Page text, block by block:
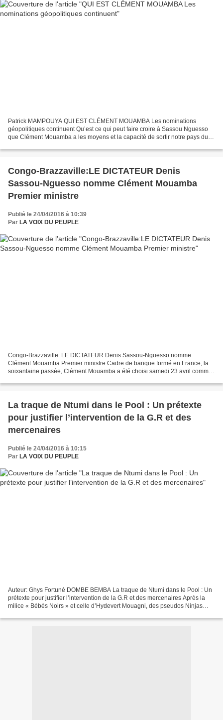
Patrick MAMPOUYA QUI EST CLÉMENT MOUAMBA Les nominations
géopolitiques continuent Qu’est ce qui peut faire croire à Sassou Nguesso
que Clément Mouamba a les moyens et la capacité de sortir notre pays du
Congo-Brazzaville:LE DICTATEUR Denis
Sassou-Nguesso nomme Clément Mouamba
Premier ministre
Publié le 24/04/2016 à 10:39
Par LA VOIX DU PEUPLE
Congo-Brazzaville: LE DICTATEUR Denis Sassou-Nguesso nomme
Clément Mouamba Premier ministre Cadre de banque formé en France, la
soixantaine passée, Clément Mouamba a été choisi samedi 23 avril comme
La traque de Ntumi dans le Pool : Un prétexte
pour justifier l’intervention de la G.R et des
mercenaires
Publié le 24/04/2016 à 10:15
Par LA VOIX DU PEUPLE
Auteur: Ghys Fortuné DOMBE BEMBA La traque de Ntumi dans le Pool : Un
prétexte pour justifier l’intervention de la G.R et des mercenaires Après la
milice « Bébés Noirs » et celle d’Hydevert Mouagni, des pseudos Ninjas